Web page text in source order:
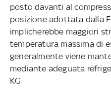
posto davanti al
posizione adottata dalla
implicherebbe maggiori
temperatura massima di
generalmente viene
mediante adeguata
KG